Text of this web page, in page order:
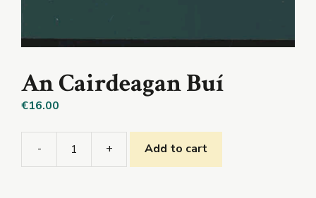
An Cairdeagan Buí
€16.00
- + Add to cart